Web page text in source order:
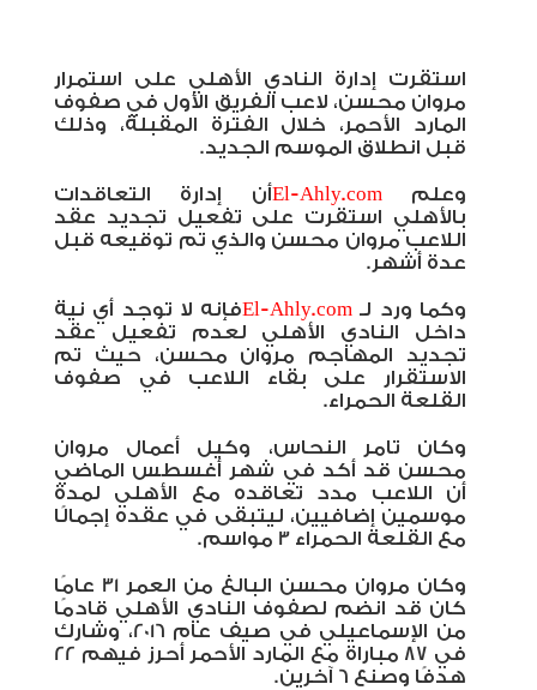
استقرت إدارة النادي الأهلي على استمرار
مروان محسن، لاعب الفريق الأول في صفوف
المارد الأحمر، خلال الفترة المقبلة، وذلك
قبل انطلاق الموسم الجديد.
وعلمEl-Ahly.com أن إدارة التعاقدات
بالأهلي استقرت على تفعيل تجديد عقد
اللاعب مروان محسن والذي تم توقيعه قبل
عدة أشهر.
وكما ورد لـ El-Ahly.comفإنه لا توجد أي نية
داخل النادي الأهلي لعدم تفعيل عقد
تجديد المهاجم مروان محسن، حيث تم
الاستقرار على بقاء اللاعب في صفوف
القلعة الحمراء.
وكان تامر النحاس، وكيل أعمال مروان
محسن قد أكد في شهر أغسطس الماضي
أن اللاعب مدد تعاقده مع الأهلي لمدة
موسمين إضافيين، ليتبقى في عقده إجمالًا
مع القلعة الحمراء 3 مواسم.
وكان مروان محسن البالغ من العمر 31 عامًا
كان قد انضم لصفوف النادي الأهلي قادمًا
من الإسماعيلي في صيف عام 2016، وشارك
في 87 مباراة مع المارد الأحمر أحرز فيهم 22
هدفًا وصنع 6 آخرين.